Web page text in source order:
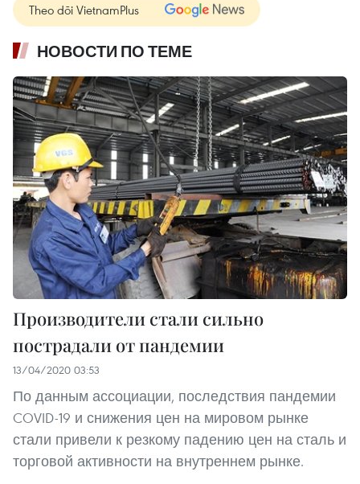
Theo dõi VietnamPlus
НОВОСТИ ПО ТЕМЕ
Производители стали сильно
пострадали от пандемии
13/04/2020 03:53
По данным ассоциации, последствия пандемии
COVID-19 и снижения цен на мировом рынке
стали привели к резкому падению цен на сталь и
торговой активности на внутреннем рынке.